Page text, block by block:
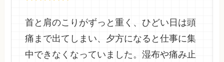
首と肩のこりがずっと重く、ひどい日は頭
痛まで出てしまい、夕方になると仕事に集
中できなくなっていました。湿布や痛み止